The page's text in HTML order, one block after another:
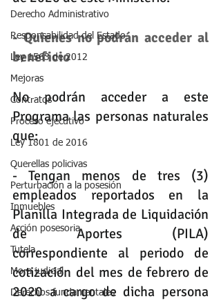
Derecho Administrativo
Responsabilidad del Estado
Ley 1563 de 2012
Mejoras
Contratos
Proceso ejecutivo
Ley 1801 de 2016
Querellas policivas
Perturbación a la posesión
Inmuebles
Acción posesoria
Tutela
Mora judicial
Derechos fundamentales
- Quienes no podrán acceder al
beneficio
No podrán acceder a este
Programa las personas naturales
que:
- Tengan menos de tres (3)
empleados reportados en la
Planilla Integrada de Liquidación
de Aportes (PILA)
correspondiente al periodo de
cotización del mes de febrero de
2020 a cargo de dicha persona